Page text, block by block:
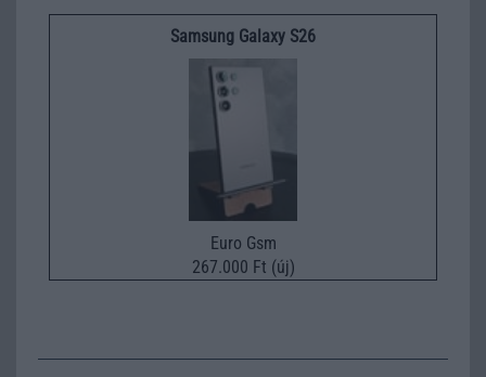
Samsung Galaxy S26
Euro Gsm
267.000 Ft (új)